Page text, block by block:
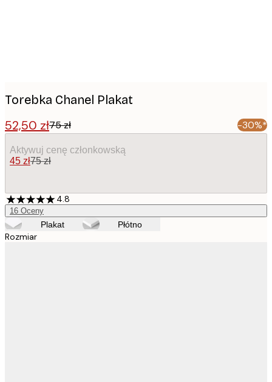
Torebka Chanel Plakat
52,50 zł75 zł -30%*
Aktywuj cenę członkowską
45 zł75 zł
4.8
16 Oceny
Plakat Płótno
Rozmiar